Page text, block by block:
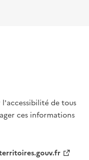
de tous
ces informations